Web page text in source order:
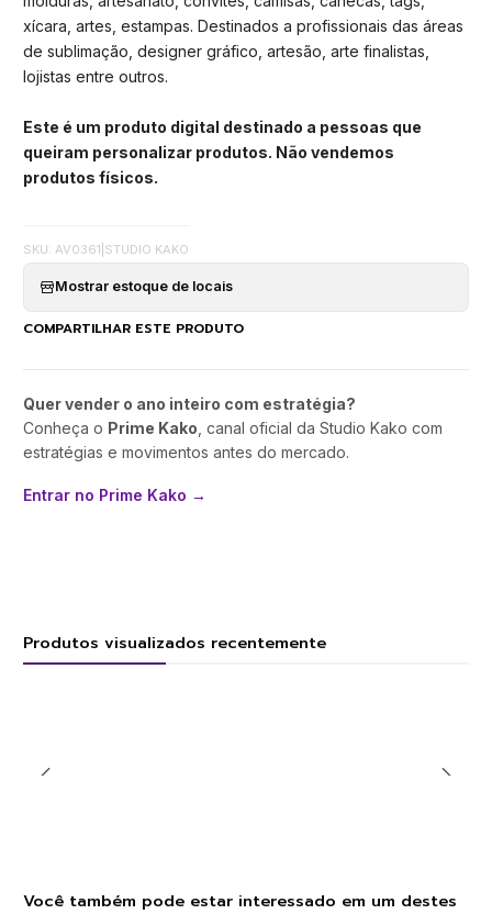
xícara, artes, estampas. Destinados a profissionais das áreas
de sublimação, designer gráfico, artesão, arte finalistas,
lojistas entre outros.
Este é um produto digital destinado a pessoas que
queiram personalizar produtos. Não vendemos
produtos físicos.
SKU: AV0361 STUDIO KAKO
Mostrar estoque de locais
COMPARTILHAR ESTE PRODUTO
Quer vender o ano inteiro com estratégia?
Conheça o Prime Kako , canal oficial da Studio Kako com
estratégias e movimentos antes do mercado.
Entrar no Prime Kako →
Produtos visualizados recentemente
Você também pode estar interessado em um destes